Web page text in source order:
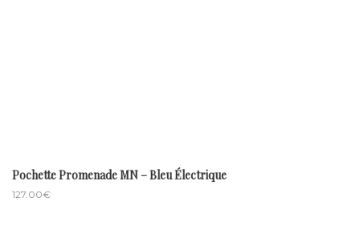
Pochette Promenade MN – Bleu Électrique
127.00€